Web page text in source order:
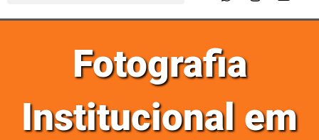
Fotografia
Institucional em